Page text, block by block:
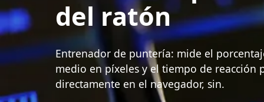
del ratón
Entrenador de puntería: mide el
medio en píxeles y el tiempo de reacción
directamente en el navegador, sin.